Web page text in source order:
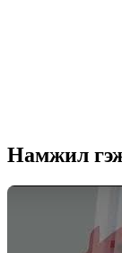
Намжил